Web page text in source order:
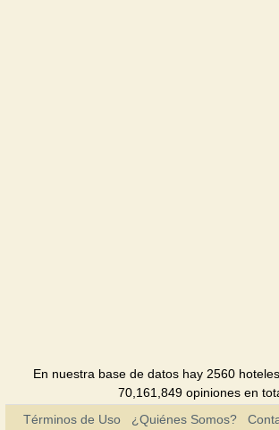
En nuestra base de datos hay 2560
70,161,849 opiniones en
Términos de Uso
¿Quiénes Somos?